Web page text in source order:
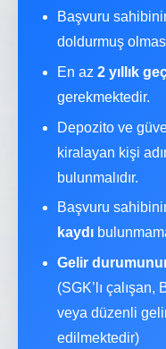
Başvuru
doldurmuş
En az 2 yıllık
gerekmektedir.
Depozito ve
kiralayan kişi
bulunmalıdır.
Başvuru
kaydı
Gelir
(SGK’lı çalışan,
veya düzenli
edilmektedir)